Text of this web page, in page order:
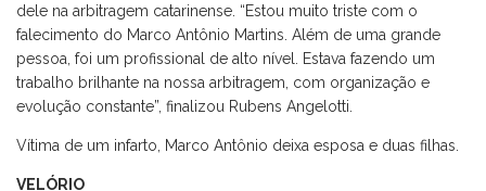
dele na arbitragem catarinense. “Estou muito triste com o
falecimento do Marco Antônio Martins. Além de uma grande
pessoa, foi um profissional de alto nível. Estava fazendo um
trabalho brilhante na nossa arbitragem, com organização e
evolução constante”, finalizou Rubens Angelotti.
Vítima de um infarto, Marco Antônio deixa esposa e duas filhas.
VELÓRIO